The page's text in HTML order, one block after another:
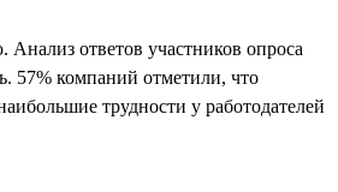
ответов участников опроса
57% компаний отметили, что
трудности у работодателей